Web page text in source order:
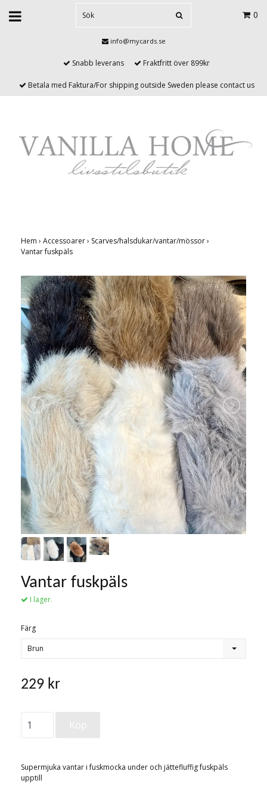
0
info@mycards.se
Snabb leverans Fraktfritt över 899kr
Betala med Faktura/For shipping outside Sweden please contact us
Hem › Accessoarer› Scarves/halsdukar/vantar/mössor›
Vantar fuskpäls
Vantar fuskpäls
I lager.
Färg
Brun
229 kr
Supermjuka vantar i fuskmocka under och jättefluffig fuskpäls
upptill